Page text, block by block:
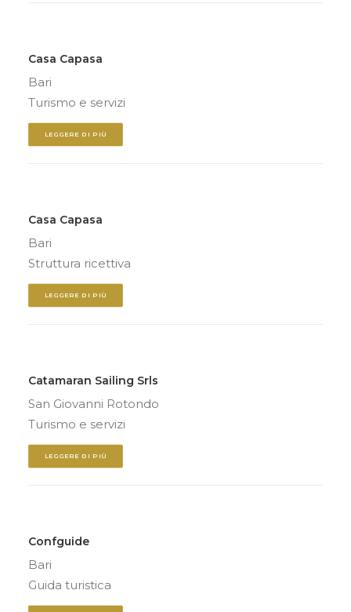
Casa Capasa
Bari
Turismo e servizi
LEGGERE DI PIÙ
Casa Capasa
Bari
Struttura ricettiva
LEGGERE DI PIÙ
Catamaran Sailing Srls
San Giovanni Rotondo
Turismo e servizi
LEGGERE DI PIÙ
Confguide
Bari
Guida turistica